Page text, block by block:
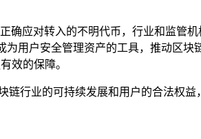
确应对转入的不明代币，行业和监管
用户安全管理资产的工具，推动区块
效的保障。
行业的可持续发展和用户的合法权